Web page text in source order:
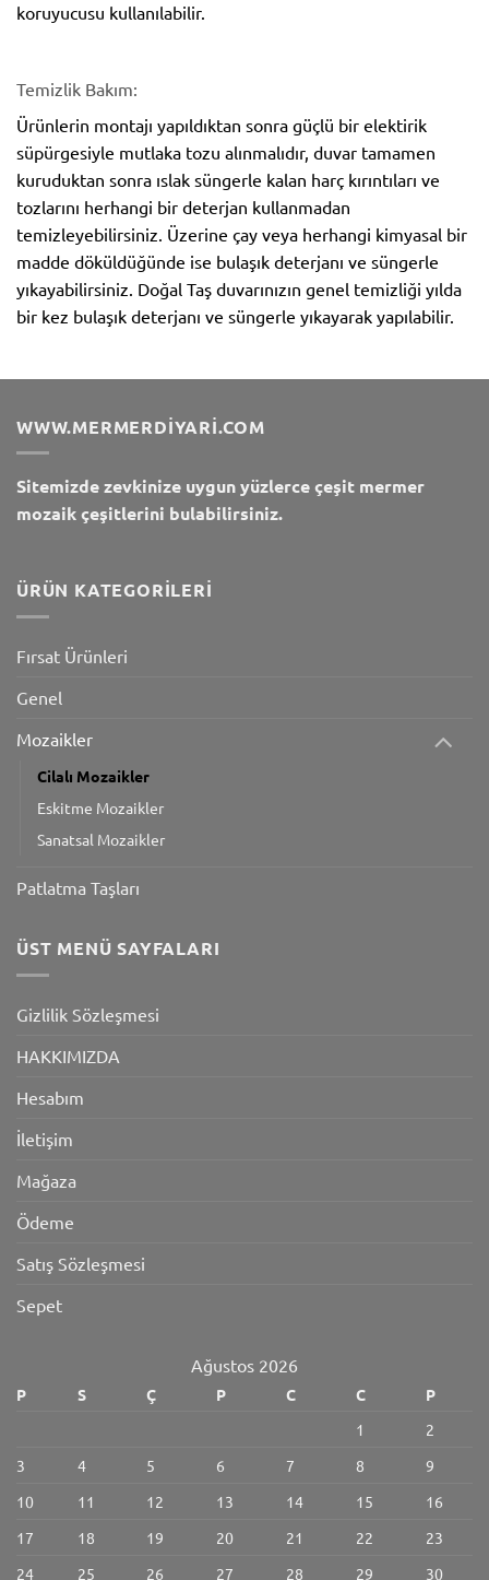
koruyucusu kullanılabilir.
Temizlik Bakım:
Ürünlerin montajı yapıldıktan sonra güçlü bir elektirik
süpürgesiyle mutlaka tozu alınmalıdır, duvar tamamen
kuruduktan sonra ıslak süngerle kalan harç kırıntıları ve
tozlarını herhangi bir deterjan kullanmadan
temizleyebilirsiniz. Üzerine çay veya herhangi kimyasal bir
madde döküldüğünde ise bulaşık deterjanı ve süngerle
yıkayabilirsiniz. Doğal Taş duvarınızın genel temizliği yılda
bir kez bulaşık deterjanı ve süngerle yıkayarak yapılabilir.
WWW.MERMERDIYARI.COM
Sitemizde zevkinize uygun yüzlerce çeşit mermer
mozaik çeşitlerini bulabilirsiniz.
ÜRÜN KATEGORILERI
Fırsat Ürünleri
Genel
Mozaikler
Cilalı Mozaikler
Eskitme Mozaikler
Sanatsal Mozaikler
Patlatma Taşları
ÜST MENÜ SAYFALARI
Gizlilik Sözleşmesi
HAKKIMIZDA
Hesabım
İletişim
Mağaza
Ödeme
Satış Sözleşmesi
Sepet
Ağustos 2026
P S Ç P C C
P
1
2
3
4 5 6 7 8
9
10
11 12 13 14 15
16
17
18 19 20 21 22
23
24
25 26 27 28 29 30